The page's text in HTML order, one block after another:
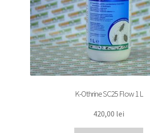
K-Othrine SC25 Flow 1 L
420,00 lei